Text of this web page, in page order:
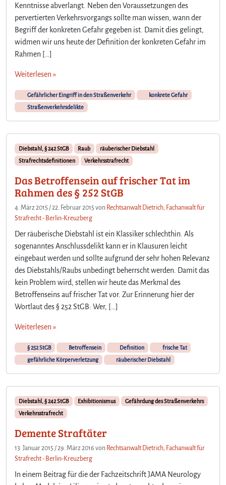
B
e
g
e
r
o
n
k
r
e
G
f
h
r
g
e
m
b
S
G
B
Kenntnisse abverlangt. Neben den Voraussetzungen des
pervertierten Verkehrsvorgangs sollte man wissen, wann der
Begriff der konkreten Gefahr gegeben ist. Damit dies gelingt,
widmen wir uns heute der Definition der konkreten Gefahr im
Rahmen […]
Weiterlesen »
Gefährlicher Eingriff in den Straßenverkehr
konkrete Gefahr
Straßenverkehrsdelikte
Diebstahl, § 242 StGB Raub
räuberischer Diebstahl
Strafrechtsdefinitionen
Verkehrsstrafrecht
Das Betroffensein auf frischer Tat im
Rahmen des § 252 StGB
4. März 2015 /22. Februar 2015von Rechtsanwalt Dietrich, Fachanwalt für
Strafrecht - Berlin-Kreuzberg
Der räuberische Diebstahl ist ein Klassiker schlechthin. Als
sogenanntes Anschlussdelikt kann er in Klausuren leicht
eingebaut werden und sollte aufgrund der sehr hohen Relevanz
des Diebstahls/Raubs unbedingt beherrscht werden. Damit das
kein Problem wird, stellen wir heute das Merkmal des
Betroffenseins auf frischer Tat vor. Zur Erinnerung hier der
Wortlaut des § 252 StGB: Wer, […]
Weiterlesen »
§ 252 StGB Betroffensein Definition
frische Tat
gefährliche Körperverletzung
räuberischer Diebstahl
Diebstahl, § 242 StGB Exhibitionismus
Gefährdung des Straßenverkehrs
Verkehrsstrafrecht
Demente Straftäter
13. Januar 2015 /29. März 2016 von Rechtsanwalt Dietrich, Fachanwalt für
Strafrecht - Berlin-Kreuzberg
In einem Beitrag für die der Fachzeitschrift JAMA Neurology